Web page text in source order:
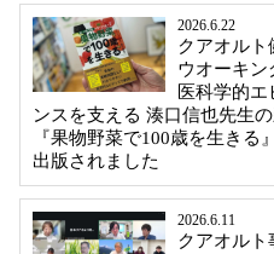
2026.6.22
クアオルト
ウオーキン
医科学的エ
ンスを支える 湊口信也先生の
『果物野菜で100歳を生きる
出版されました
2026.6.11
クアオルト